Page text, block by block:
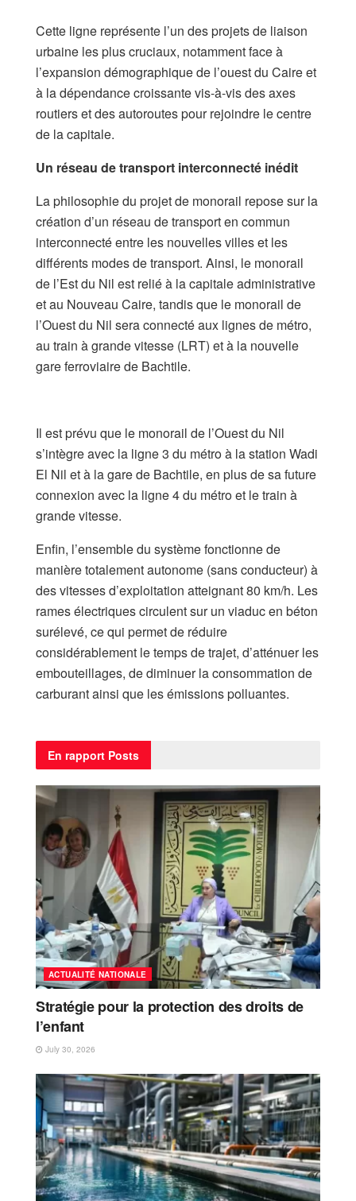
Cette ligne représente l’un des projets de liaison
urbaine les plus cruciaux, notamment face à
l’expansion démographique de l’ouest du Caire et
à la dépendance croissante vis-à-vis des axes
routiers et des autoroutes pour rejoindre le centre
de la capitale.
​Un réseau de transport interconnecté inédit
​La philosophie du projet de monorail repose sur la
création d’un réseau de transport en commun
interconnecté entre les nouvelles villes et les
différents modes de transport. Ainsi, le monorail
de l’Est du Nil est relié à la capitale administrative
et au Nouveau Caire, tandis que le monorail de
l’Ouest du Nil sera connecté aux lignes de métro,
au train à grande vitesse (LRT) et à la nouvelle
gare ferroviaire de Bachtile.
Il est prévu que le monorail de l’Ouest du Nil
s’intègre avec la ligne 3 du métro à la station Wadi
El Nil et à la gare de Bachtile, en plus de sa future
connexion avec la ligne 4 du métro et le train à
grande vitesse.
​Enfin, l’ensemble du système fonctionne de
manière totalement autonome (sans conducteur) à
des vitesses d’exploitation atteignant 80 km/h. Les
rames électriques circulent sur un viaduc en béton
surélevé, ce qui permet de réduire
considérablement le temps de trajet, d’atténuer les
embouteillages, de diminuer la consommation de
carburant ainsi que les émissions polluantes.
En rapport Posts
ACTUALITÉ NATIONALE
Stratégie pour la protection des droits de
l’enfant
July 30, 2026